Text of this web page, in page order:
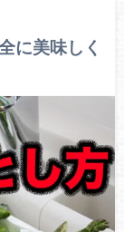
に美味しく